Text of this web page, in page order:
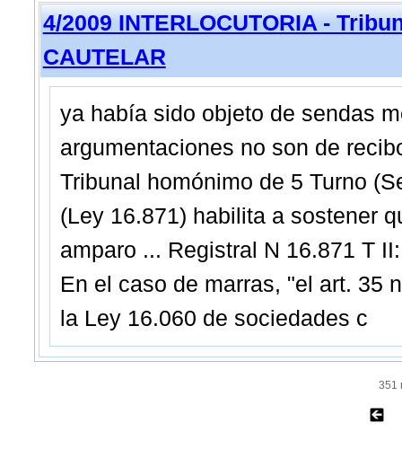
4/2009 INTERLOCUTORIA -
CAUTELAR
ya había sido objeto de sendas
argumentaciones no son de
Tribunal homónimo de 5 Turno
(Ley 16.871) habilita a sostener
amparo ... Registral N 16.871 T
En el caso de marras, "el art. 35
la Ley 16.060 de sociedades c
351